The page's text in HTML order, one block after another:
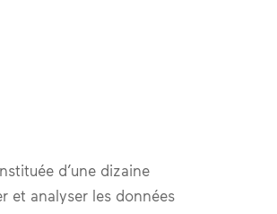
d’une dizaine
et analyser les données